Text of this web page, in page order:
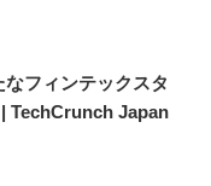
なフィンテックスタ
TechCrunch Japan